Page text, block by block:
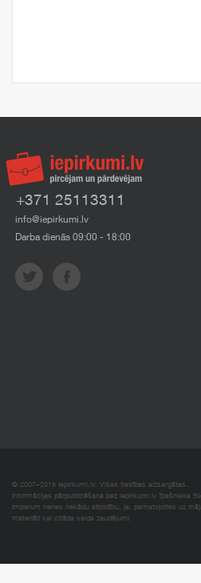
+371 25113311
info@iepirkumi.lv
Darba dienās 09:00 - 18:00
© 2007–2018 Iepirkumi.lv. Visas tiesības aizsargātas.
Informācijas pārpublicēšana bez iepirkumi.lv īpašnieka
Imperum nenes nekādu atbildību, ja, pamatojoties uz
materiāli vai citāda veida zaudējumi.